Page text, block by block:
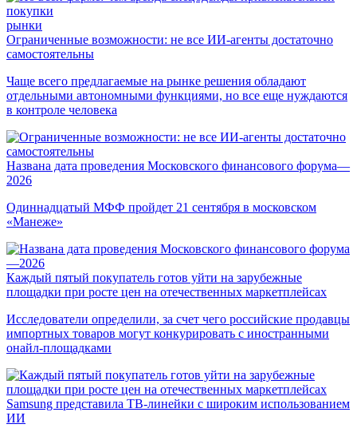
рынки
Ограниченные возможности: не все ИИ-агенты достаточно
самостоятельны
Чаще всего предлагаемые на рынке решения обладают
отдельными автономными функциями, но все еще нуждаются
в контроле человека
Названа дата проведения Московского финансового форума—
2026
Одиннадцатый МФФ пройдет 21 сентября в московском
«Манеже»
Каждый пятый покупатель готов уйти на зарубежные
площадки при росте цен на отечественных маркетплейсах
Исследователи определили, за счет чего российские продавцы
импортных товаров могут конкурировать с иностранными
онайл-площадками
Samsung представила ТВ-линейки с широким использованием
ИИ